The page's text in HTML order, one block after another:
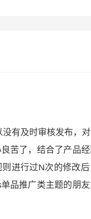
有及时审核发布，
苦了，结合了产品
进行过N次的修改
品推广类主题的朋